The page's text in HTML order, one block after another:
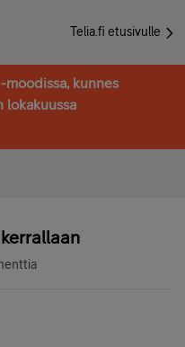
Telia.fi etusivulle
moodissa, kunnes
lokakuussa